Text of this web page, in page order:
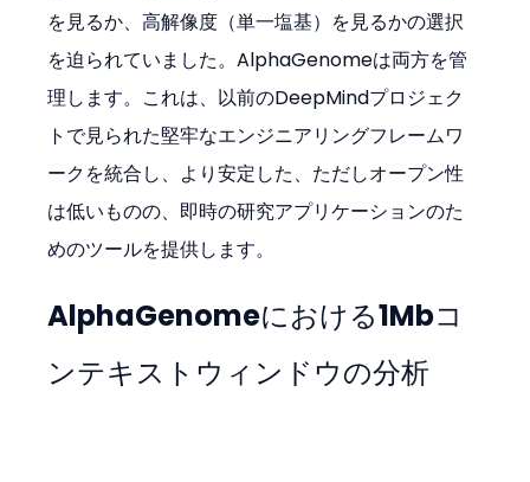
を見るか、高解像度（単一塩基）を見るかの選択
を迫られていました。AlphaGenomeは両方を管
理します。これは、以前のDeepMindプロジェク
トで見られた堅牢なエンジニアリングフレームワ
ークを統合し、より安定した、ただしオープン性
は低いものの、即時の研究アプリケーションのた
めのツールを提供します。
AlphaGenomeにおける1Mbコ
ンテキストウィンドウの分析